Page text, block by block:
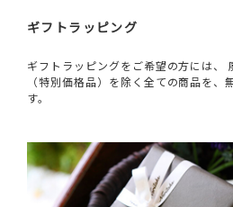
ギフトラッピング
ギフトラッピングをご希望の方には、
（特別価格品）を除く全ての商品を、
す。